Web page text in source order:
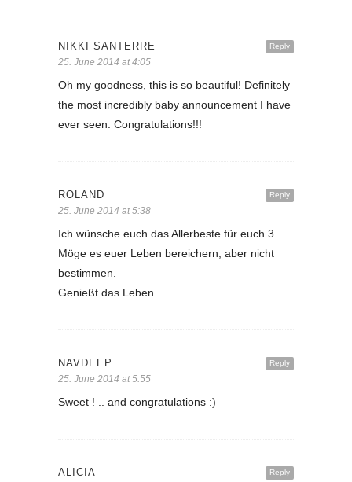
Reply
NIKKI SANTERRE
25. June 2014 at 4:05
Oh my goodness, this is so beautiful! Definitely
the most incredibly baby announcement I have
ever seen. Congratulations!!!
Reply
ROLAND
25. June 2014 at 5:38
Ich wünsche euch das Allerbeste für euch 3.
Möge es euer Leben bereichern, aber nicht
bestimmen.
Genießt das Leben.
Reply
NAVDEEP
25. June 2014 at 5:55
Sweet ! .. and congratulations :)
Reply
ALICIA